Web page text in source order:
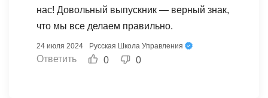
видео уроки! Отдельно благодарю своего
менеджера, который в случае чего всегда был
определиться, а так же обратиться во время
нас! Довольный выпускник — верный знак,
что мы все делаем правильно.
24 июля 2024 Русская Школа Управления
Ответить 0 0